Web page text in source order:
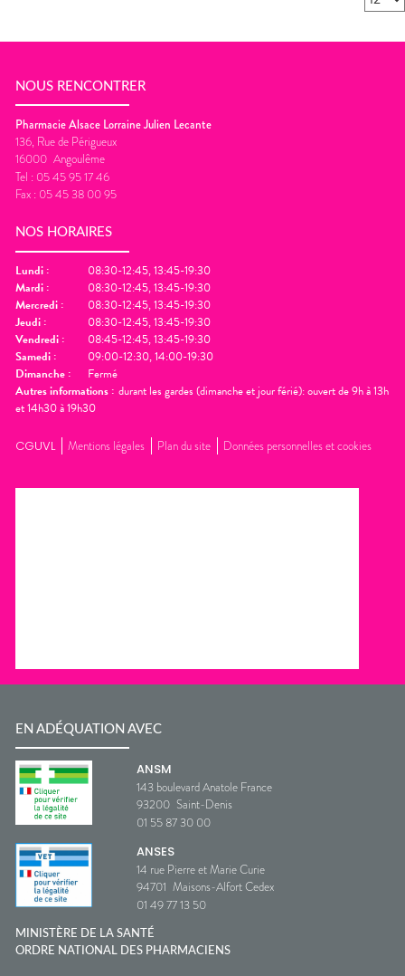
NOUS RENCONTRER
Pharmacie Alsace Lorraine Julien Lecante
136, Rue de Périgueux
16000 Angoulême
Tel : 05 45 95 17 46
Fax : 05 45 38 00 95
NOS HORAIRES
Lundi :
08:30-12:45, 13:45-19:30
Mardi :
08:30-12:45, 13:45-19:30
Mercredi :
08:30-12:45, 13:45-19:30
Jeudi :
08:30-12:45, 13:45-19:30
Vendredi :
08:45-12:45, 13:45-19:30
Samedi :
09:00-12:30, 14:00-19:30
Dimanche :
Fermé
Autres informations : durant les gardes (dimanche et jour férié): ouvert de 9h à 13h
et 14h30 à 19h30
CGUVL Mentions légales Plan du site Données personnelles et cookies
EN ADÉQUATION AVEC
ANSM
143 boulevard Anatole France
93200 Saint-Denis
01 55 87 30 00
ANSES
14 rue Pierre et Marie Curie
94701 Maisons-Alfort Cedex
01 49 77 13 50
MINISTÈRE DE LA SANTÉ
ORDRE NATIONAL DES PHARMACIENS